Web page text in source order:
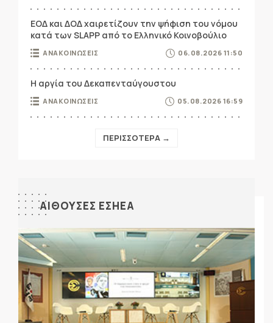
ΕΟΔ και ΔΟΔ χαιρετίζουν την ψήφιση του νόμου
κατά των SLAPP από το Ελληνικό Κοινοβούλιο
ΑΝΑΚΟΙΝΩΣΕΙΣ 06.08.2026 11:50
Η αργία του Δεκαπενταύγουστου
ΑΝΑΚΟΙΝΩΣΕΙΣ 05.08.2026 16:59
ΠΕΡΙΣΣΟΤΕΡΑ →
ΑΙΘΟΥΣΕΣ ΕΣΗΕΑ